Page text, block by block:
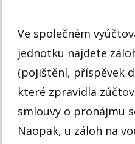
Ve společném
jednotku najdete
(pojištění, příspěvek
které zpravidla
smlouvy o pronájmu
Naopak, u záloh na